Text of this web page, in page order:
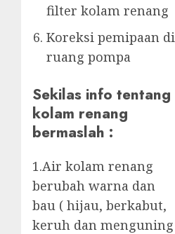
filter kolam renang
Koreksi pemipaan di
ruang pompa
Sekilas info tentang
kolam renang
bermaslah :
1.Air kolam renang
berubah warna dan
bau ( hijau, berkabut,
keruh dan menguning